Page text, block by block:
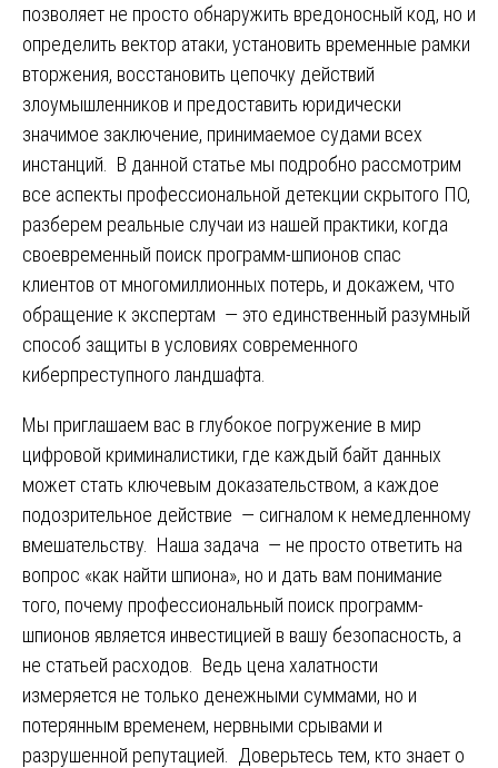
позволяет не просто обнаружить вредоносный код, но и
определить вектор атаки, установить временные рамки
вторжения, восстановить цепочку действий
злоумышленников и предоставить юридически
значимое заключение, принимаемое судами всех
инстанций. В данной статье мы подробно рассмотрим
все аспекты профессиональной детекции скрытого ПО,
разберем реальные случаи из нашей практики, когда
своевременный поиск программ-шпионов спас
клиентов от многомиллионных потерь, и докажем, что
обращение к экспертам — это единственный разумный
способ защиты в условиях современного
киберпреступного ландшафта.
Мы приглашаем вас в глубокое погружение в мир
цифровой криминалистики, где каждый байт данных
может стать ключевым доказательством, а каждое
подозрительное действие — сигналом к немедленному
вмешательству. Наша задача — не просто ответить на
вопрос «как найти шпиона», но и дать вам понимание
того, почему профессиональный поиск программ-
шпионов является инвестицией в вашу безопасность, а
не статьей расходов. Ведь цена халатности
измеряется не только денежными суммами, но и
потерянным временем, нервными срывами и
разрушенной репутацией. Доверьтесь тем, кто знает о